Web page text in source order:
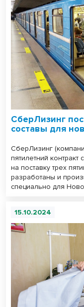
СберЛизинг
составы для
СберЛизинг
пятилетний
на поставку трех
разработаны и
специально для
15.10.2024